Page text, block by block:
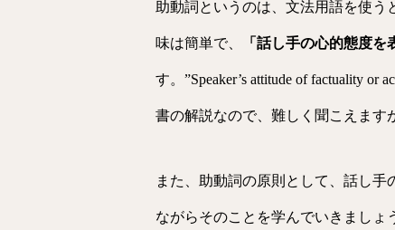
助動詞というのは、文法用語を使う
味は簡単で、 「話し手の心的態度を
す。”Speaker’s attitude of factuality
書の解説なので、難しく聞こえます
また、助動詞の原則として、話し
ながらそのことを学んでいきましょ